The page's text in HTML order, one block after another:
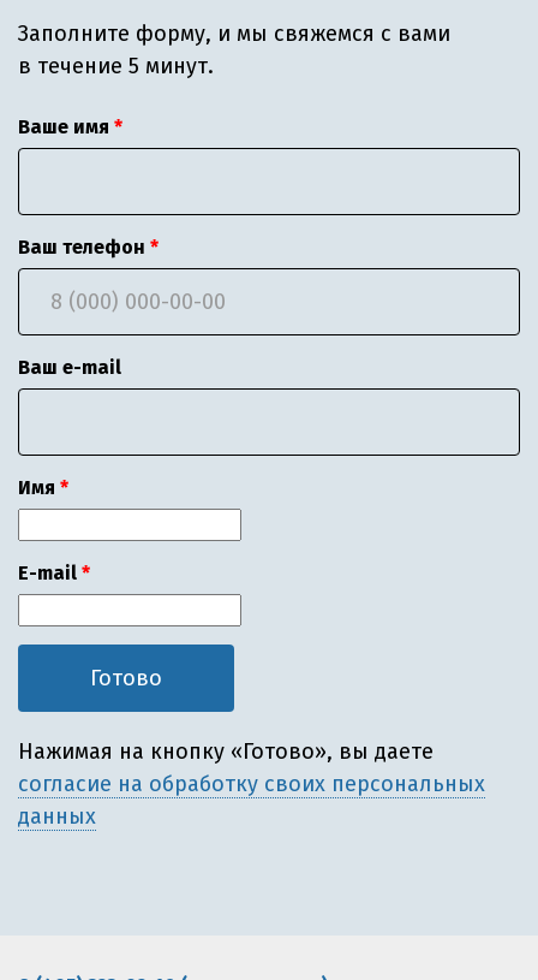
Заполните форму, и мы свяжемся с вами
в течение 5 минут.
Ваше имя
Ваш телефон
Ваш e-mail
Имя
E-mail
Нажимая на кнопку «Готово», вы даете
согласие на обработку своих персональных
данных